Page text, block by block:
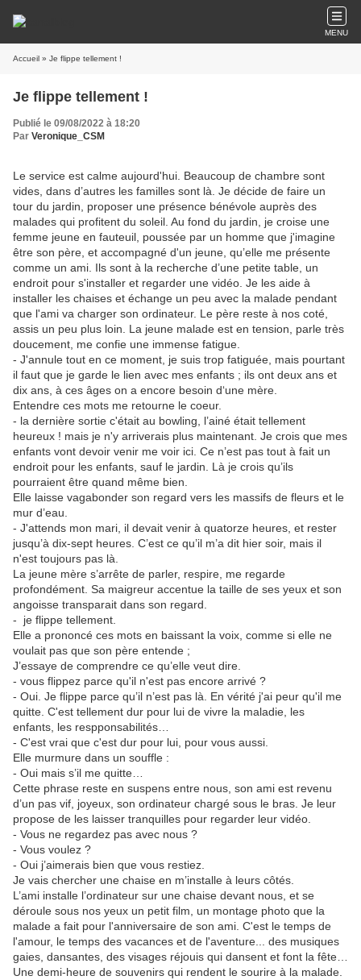
MENU
Accueil » Je flippe tellement !
Je flippe tellement !
Publié le 09/08/2022 à 18:20
Par Veronique_CSM
Le service est calme aujourd'hui. Beaucoup de chambre sont
vides, dans d’autres les familles sont là. Je décide de faire un
tour du jardin, proposer une présence bénévole auprès des
malades qui profitent du soleil. Au fond du jardin, je croise une
femme jeune en fauteuil, poussée par un homme que j'imagine
être son père, et accompagné d'un jeune, qu’elle me présente
comme un ami. Ils sont à la recherche d’une petite table, un
endroit pour s'installer et regarder une vidéo. Je les aide à
installer les chaises et échange un peu avec la malade pendant
que l'ami va charger son ordinateur. Le père reste à nos coté,
assis un peu plus loin. La jeune malade est en tension, parle très
doucement, me confie une immense fatigue.
- J'annule tout en ce moment, je suis trop fatiguée, mais pourtant
il faut que je garde le lien avec mes enfants ; ils ont deux ans et
dix ans, à ces âges on a encore besoin d‘une mère.
Entendre ces mots me retourne le coeur.
- la dernière sortie c'était au bowling, l’ainé était tellement
heureux ! mais je n'y arriverais plus maintenant. Je crois que mes
enfants vont devoir venir me voir ici. Ce n’est pas tout à fait un
endroit pour les enfants, sauf le jardin. Là je crois qu’ils
pourraient être quand même bien.
Elle laisse vagabonder son regard vers les massifs de fleurs et le
mur d’eau.
- J'attends mon mari, il devait venir à quatorze heures, et rester
jusqu’à dix-sept heures. C’est ce qu’il m’a dit hier soir, mais il
n'est toujours pas là.
La jeune mère s’arrête de parler, respire, me regarde
profondément. Sa maigreur accentue la taille de ses yeux et son
angoisse transparait dans son regard.
- je flippe tellement.
Elle a prononcé ces mots en baissant la voix, comme si elle ne
voulait pas que son père entende ;
J’essaye de comprendre ce qu’elle veut dire.
- vous flippez parce qu'il n'est pas encore arrivé ?
- Oui. Je flippe parce qu’il n’est pas là. En vérité j'ai peur qu'il me
quitte. C'est tellement dur pour lui de vivre la maladie, les
enfants, les respponsabilités…
- C'est vrai que c'est dur pour lui, pour vous aussi.
Elle murmure dans un souffle :
- Oui mais s’il me quitte…
Cette phrase reste en suspens entre nous, son ami est revenu
d’un pas vif, joyeux, son ordinateur chargé sous le bras. Je leur
propose de les laisser tranquilles pour regarder leur vidéo.
- Vous ne regardez pas avec nous ?
- Vous voulez ?
- Oui j’aimerais bien que vous restiez.
Je vais chercher une chaise en m’installe à leurs côtés.
L’ami installe l’ordinateur sur une chaise devant nous, et se
déroule sous nos yeux un petit film, un montage photo que la
malade a fait pour l'anniversaire de son ami. C'est le temps de
l'amour, le temps des vacances et de l'aventure... des musiques
gaies, dansantes, des visages réjouis qui dansent et font la fête…
Une demi-heure de souvenirs qui rendent le sourire à la malade.